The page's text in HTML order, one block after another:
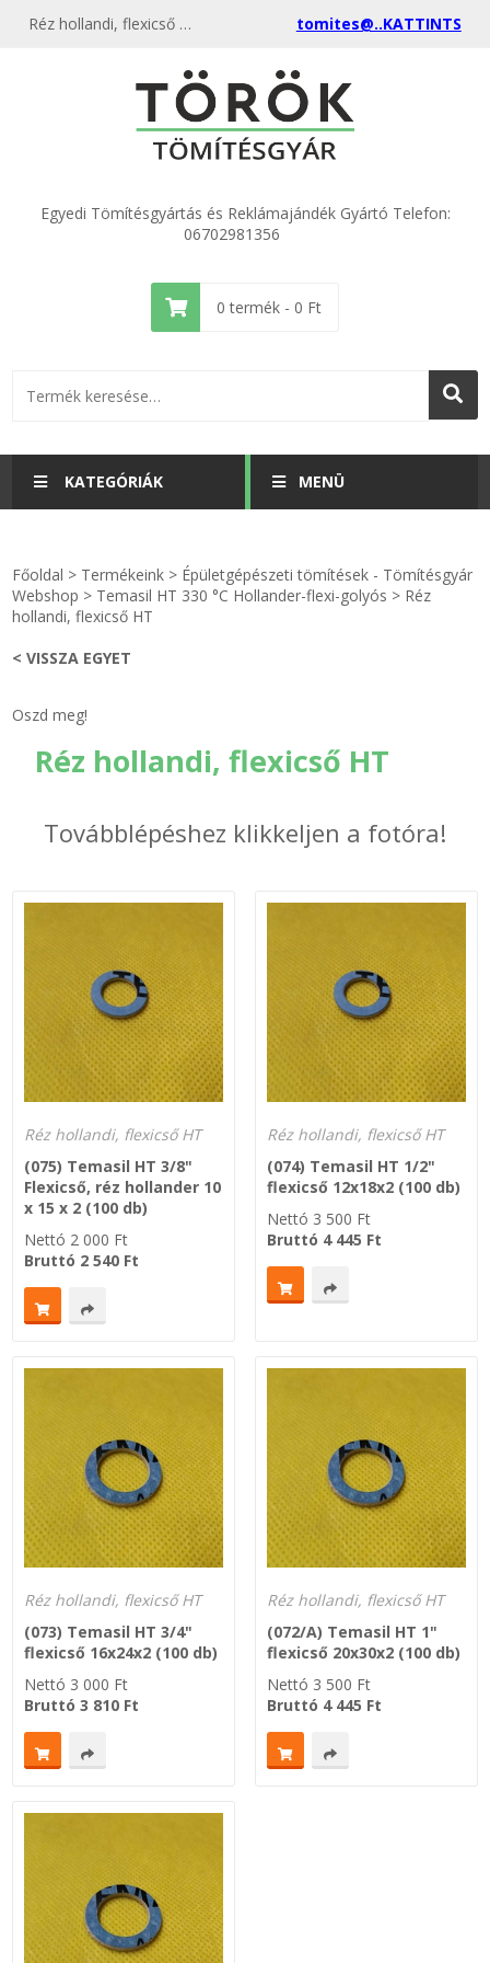
Réz hollandi, flexicső HT - Épületgépészeti tömítések a gyártótól, akciós ár egyedi méretben is tomites@..KATTINTS
Egyedi Tömítésgyártás és Reklámajándék Gyártó Telefon:
06702981356
0 termék - 0 Ft
KATEGÓRIÁK
KULCSTARTÓ - KULCSKARIKA
GÉPÉSZET-PÉBÉ-gáz - KÉSZLETEK
TÖMÍTŐ ZSINÓR - RAGASZTÓ
SZEMÉLY GÉPJÁRMŰ TÖMÍTÉS
TEHER-ERŐGÉP-MOZDONY TÖMÍTÉS
MOTORKERÉKPÁR-GOKART-QUAD-CSÓNAKMOTOR TÖMÍTÉS
MODELLEZÉS-TECHNIKAI SPORT-MODELLSPORT
O-GYŰRŰ
Zsinór Körszelvényű tömítőzsinórok
SIMÍTÓZÁRAS TASAK
LEÉRTÉKELT-MARADÉK ANYAGOK
MENÜ
videók
Rólunk
Adatkezelés
Főoldal > Termékeink > Épületgépészeti tömítések - Tömítésgyár
Webshop > Temasil HT 330 °C Hollander-flexi-golyós > Réz
hollandi, flexicső HT
< VISSZA EGYET
Oszd meg!
Réz hollandi, flexicső HT
Továbblépéshez klikkeljen a fotóra!
Réz hollandi, flexicső HT
(075) Temasil HT 3/8"
Flexicső, réz hollander 10
x 15 x 2 (100 db)
Nettó 2 000 Ft
Bruttó 2 540 Ft
Réz hollandi, flexicső HT
(074) Temasil HT 1/2"
flexicső 12x18x2 (100 db)
Nettó 3 500 Ft
Bruttó 4 445 Ft
Réz hollandi, flexicső HT
(073) Temasil HT 3/4"
flexicső 16x24x2 (100 db)
Nettó 3 000 Ft
Bruttó3 810 Ft
Réz hollandi, flexicső HT
(072/A) Temasil HT 1"
flexicső 20x30x2 (100 db)
Nettó 3 500 Ft
Bruttó 4 445 Ft